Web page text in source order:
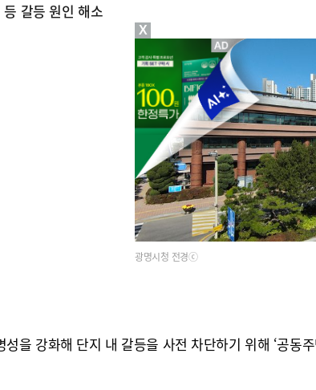
갈등 원인 해소
광명시청 전경ⓒ
을 강화해 단지 내 갈등을 사전 차단하기 위해 ‘공동
X